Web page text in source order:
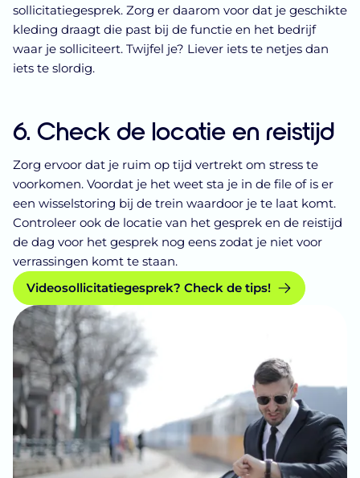
sollicitatiegesprek. Zorg er daarom voor dat je geschikte
kleding draagt die past bij de functie en het bedrijf
waar je solliciteert. Twijfel je? Liever iets te netjes dan
iets te slordig.
6. Check de locatie en reistijd
Zorg ervoor dat je ruim op tijd vertrekt om stress te
voorkomen. Voordat je het weet sta je in de file of is er
een wisselstoring bij de trein waardoor je te laat komt.
Controleer ook de locatie van het gesprek en de reistijd
de dag voor het gesprek nog eens zodat je niet voor
verrassingen komt te staan.
Videosollicitatiegesprek? Check de tips!